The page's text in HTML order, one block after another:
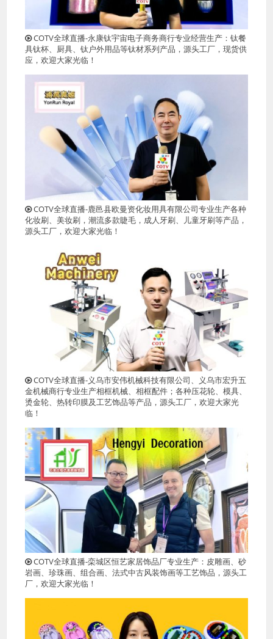
COTV全球直播-永康钛宇宙电子商务商行专业经营生产：钛餐
具钛杯、厨具、钛户外用品等钛材系列产品，源头工厂，现货供
应，欢迎大家光临！
COTV全球直播-鹿邑县欧曼资化妆用具有限公司专业生产各种
化妆刷、美妆刷，潮流多款睫毛，成人牙刷、儿童牙刷等产品，
源头工厂，欢迎大家光临！
COTV全球直播-义乌市安伟机械科技有限公司、义乌市宏升五
金机械商行专业生产相框机械、相框配件；各种压花轮、模具、
烫金轮、热转印膜及工艺饰品等产品，源头工厂，欢迎大家光
临！
COTV全球直播-栾城区恒艺家居饰品厂专业生产：皮雕画、砂
岩画、珍珠画、组合画、法式中古风装饰画等工艺饰品，源头工
厂，欢迎大家光临！